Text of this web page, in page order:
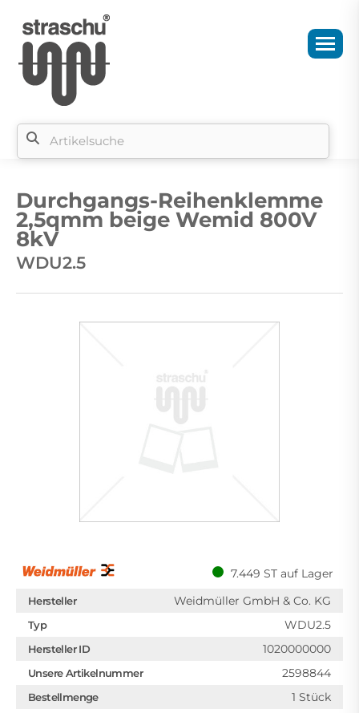
Durchgangs-Reihenklemme
2,5qmm beige Wemid 800V
8kV
WDU2.5
7.449 ST auf Lager
Hersteller Weidmüller GmbH & Co. KG
Typ WDU2.5
Hersteller ID 1020000000
Unsere Artikelnummer 2598844
Bestellmenge 1 Stück